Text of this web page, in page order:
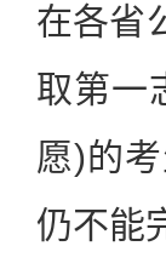
在各省
取第一
愿)的
仍不能